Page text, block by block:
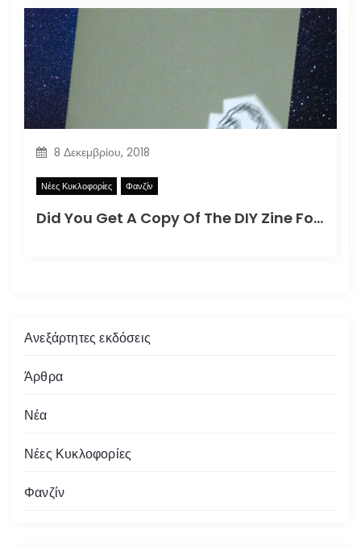
8 Δεκεμβρίου, 2018
Νέες Κυκλοφορίες Φανζίν
Did You Get A Copy Of The DIY Zine For How To Better Participate In Your Local Apocalypse?
Ανεξάρτητες εκδόσεις
Άρθρα
Νέα
Νέες Κυκλοφορίες
Φανζίν